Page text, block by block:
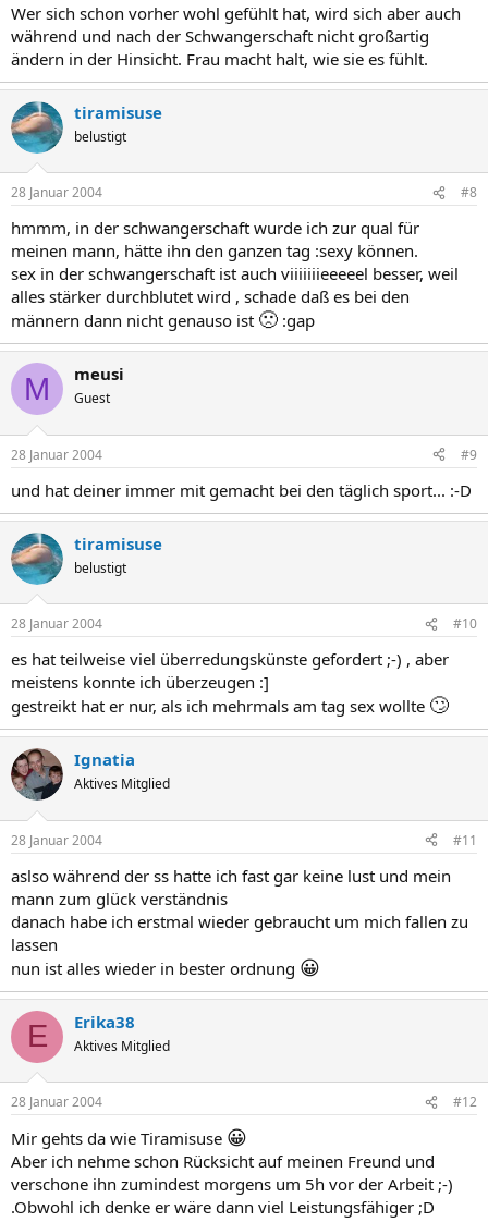
Wer sich schon vorher wohl gefühlt hat, wird sich aber auch
während und nach der Schwangerschaft nicht großartig
ändern in der Hinsicht. Frau macht halt, wie sie es fühlt.
tiramisuse
belustigt
28 Januar 2004 #8
hmmm, in der schwangerschaft wurde ich zur qual für
meinen mann, hätte ihn den ganzen tag :sexy können.
sex in der schwangerschaft ist auch viiiiiiieeeeel besser, weil
alles stärker durchblutet wird , schade daß es bei den
männern dann nicht genauso ist 🙁 :gap
M meusi
Guest
28 Januar 2004 #9
und hat deiner immer mit gemacht bei den täglich sport... :-D
tiramisuse
belustigt
28 Januar 2004 #10
es hat teilweise viel überredungskünste gefordert ;-) , aber
meistens konnte ich überzeugen :]
gestreikt hat er nur, als ich mehrmals am tag sex wollte 🙄
Ignatia
Aktives Mitglied
28 Januar 2004 #11
aslso während der ss hatte ich fast gar keine lust und mein
mann zum glück verständnis
danach habe ich erstmal wieder gebraucht um mich fallen zu
lassen
nun ist alles wieder in bester ordnung 😀
E Erika38
Aktives Mitglied
28 Januar 2004 #12
Mir gehts da wie Tiramisuse 😀
Aber ich nehme schon Rücksicht auf meinen Freund und
verschone ihn zumindest morgens um 5h vor der Arbeit ;-)
.Obwohl ich denke er wäre dann viel Leistungsfähiger ;D